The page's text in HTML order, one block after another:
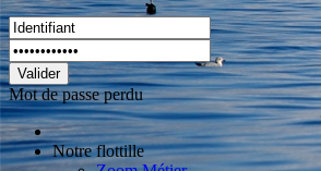
Valider
Mot de passe perdu
Notre flottille